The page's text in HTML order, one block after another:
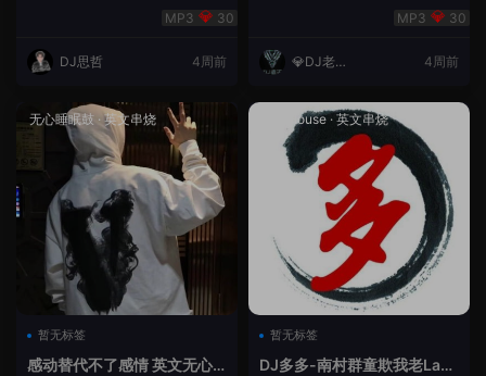
30
DJ思哲 4周前
30
💎DJ老王
4周前
无心睡眠鼓 ·英文串烧
暂无标签
感动替代不了感情 英文无心
Lak House· 英文串烧
暂无标签
DJ多多-南村群童欺我老Lak